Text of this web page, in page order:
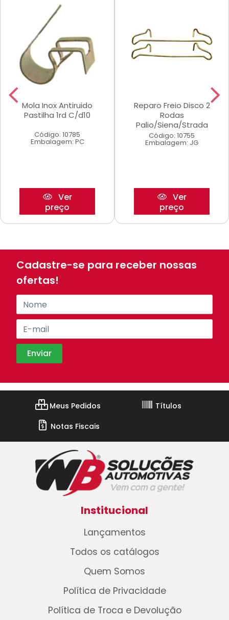
Mola Inox Antiruido
Pastilha 1rd C/d10
Código: 10785
Embalagem: PC
Ver
preço
Reparo Freio Disco 2
Rodas
Palio/Siena/Strada
Código: 10755
Embalagem: JG
Ver
preço
Cadastre-se para receber nossas
ofertas!
Meus Pedidos
Títulos
Notas Fiscais
Institucional
Lançamentos
Todos os catálogos
Quem Somos
Política de Privacidade
Política de Troca e Devolução